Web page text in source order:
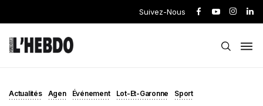
Suivez-Nous
Actualités Agen Événement Lot-Et-Garonne Sport